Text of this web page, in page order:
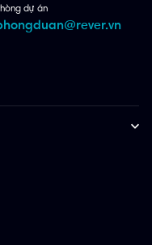
dự án